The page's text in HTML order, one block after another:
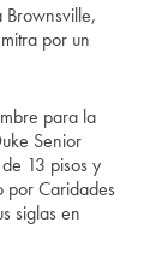
Brownsville,
por un
para la
Senior
13 pisos y
por Caridades
siglas en